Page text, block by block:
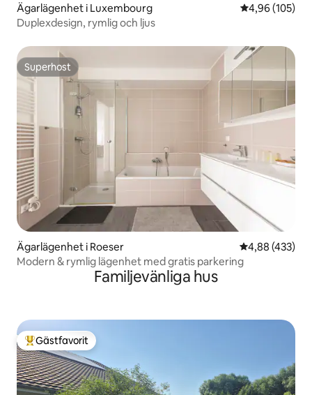
Ägarlägenhet i Luxembourg 4,96 av 5 i
4,96 (105)
Duplexdesign, rymlig och ljus
Superhost
Superhost
Ägarlägenhet i Roeser 4,88 av 5 i
4,88 (433)
Modern & rymlig lägenhet med gratis parkering
Familjevänliga hus
Populär gästfavorit
Gästfavorit